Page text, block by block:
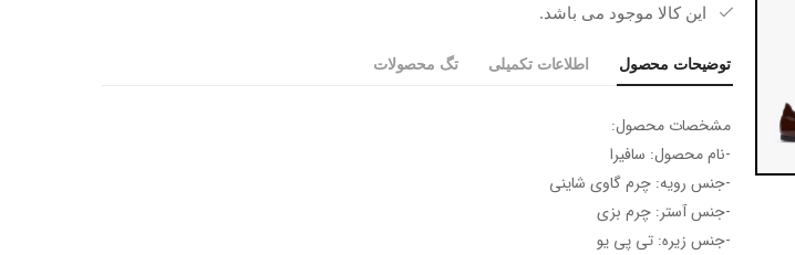
این کالا موجود می باشد.
توضیحات محصول اطلاعات تکمیلی تگ محصولات
مشخصات محصول:
-نام محصول: سافیرا
-جنس رویه: چرم گاوی شاینی
-جنس آستر: چرم بزی
-جنس زیره: تی پی یو